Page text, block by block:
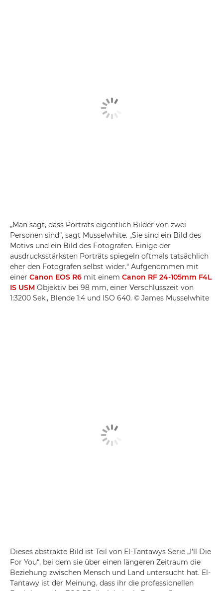
„Man sagt, dass Porträts eigentlich Bilder von zwei
Personen sind“, sagt Musselwhite. „Sie sind ein Bild des
Motivs und ein Bild des Fotografen. Einige der
ausdrucksstärksten Porträts spiegeln oftmals tatsächlich
eher den Fotografen selbst wider.“ Aufgenommen mit
einer Canon EOS R6 mit einem Canon RF 24-105mm F4L
IS USM Objektiv bei 98 mm, einer Verschlusszeit von
1:3200 Sek., Blende 1:4 und ISO 640. © James Musselwhite
Dieses abstrakte Bild ist Teil von El-Tantawys Serie „I'll Die
For You“, bei dem sie über einen längeren Zeitraum die
Beziehung zwischen Mensch und Land untersucht hat. El-
Tantawy ist der Meinung, dass ihr die professionellen